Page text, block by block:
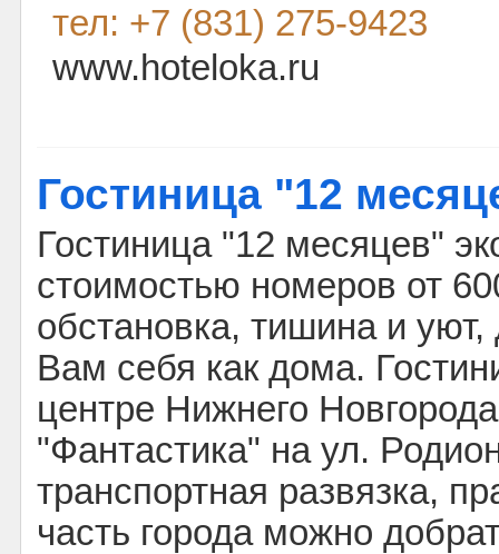
тел: +7 (831) 275-9423
www.hoteloka.ru
Гостиница "12
Гостиница "12 месяцев"
стоимостью номеров от
обстановка, тишина и уют,
Вам себя как дома.
центре Нижнего
"Фантастика" на ул.
транспортная развязка,
часть города можно